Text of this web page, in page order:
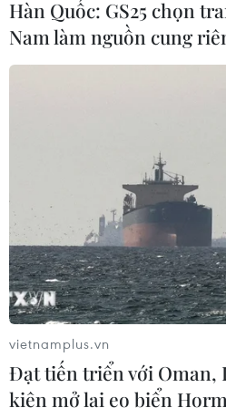
xây dựng kịch bản giải ngân
05/08/2026 01:18
CƠ QUAN CHỦ QUẢN: THÔNG TẤN XÃ VIỆT
Tổng Biên tập: TRẦN TIẾN
Phó Tổng Biên tập: NGUYỄN
THỦY
Hàn Quốc: GS25 chọn
Nam làm nguồn cung
vietnamplus.vn
Đạt tiến triển với Oman,
kiện mở lại eo biển